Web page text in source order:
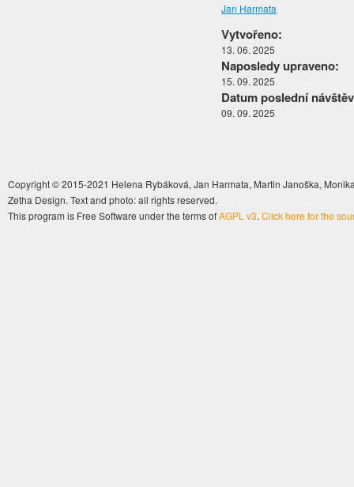
Jan Harmata
Vytvořeno:
13. 06. 2025
Naposledy upraveno:
15. 09. 2025
Datum poslední
09. 09. 2025
Copyright © 2015-2021 Helena Rybáková, Jan Harmata, Martin Janoška,
Zetha Design. Text and photo: all rights reserved.
This program is Free Software under the terms ofAGPL v3. Click here for the